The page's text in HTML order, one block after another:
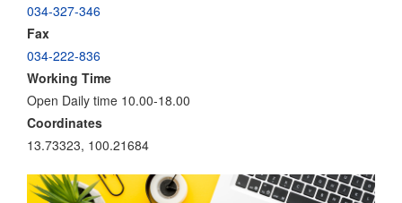
034-327-346
Fax
034-222-836
Working Time
Open Daily time 10.00-18.00
Coordinates
13.73323, 100.21684